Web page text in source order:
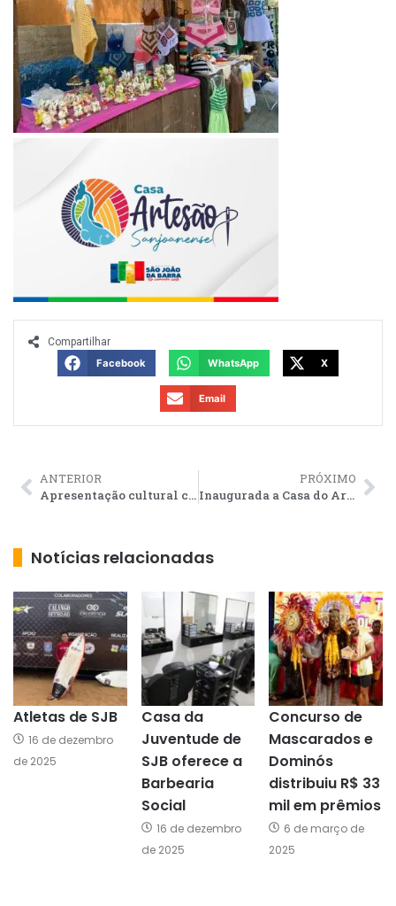
Compartilhar
Facebook
WhatsApp X
Email
ANTERIOR
Apresentação cultural conta a chegada do culto a Nossa Senhora da Penha em Atafona
PRÓXIMO
Inaugurada a Casa do Artesão Sanjoanense
Notícias relacionadas
Atletas de SJB
16 de dezembro
de 2025
Casa da
Juventude de
SJB oferece a
Barbearia
Social
16 de dezembro
de 2025
Concurso de
Mascarados e
Dominós
distribuiu R$ 33
mil em prêmios
6 de março de
2025